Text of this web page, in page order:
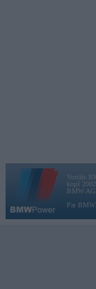
Vortāls
kopš
BMW AG.
Par